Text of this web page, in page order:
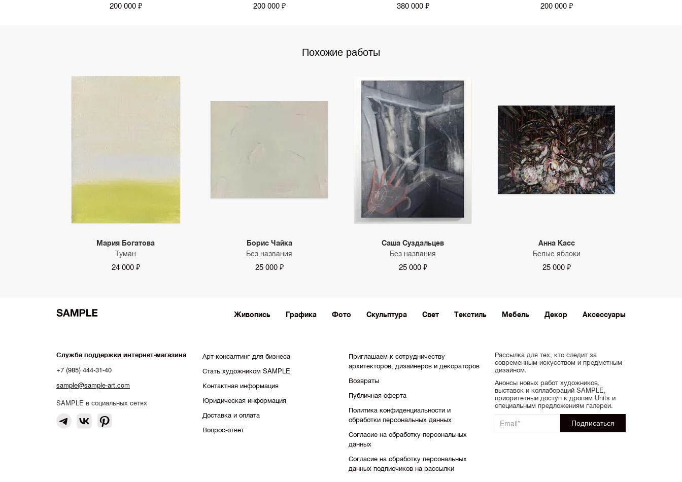
200 000 ₽ 200 000 ₽ 380 000 ₽ 200 000 ₽
Похожие работы
Мария Богатова
Туман
24 000 ₽
Борис Чайка
Без названия
25 000 ₽
Саша Суздальцев
Без названия
25 000 ₽
Анна Касс
Белые яблоки
25 000 ₽
Живопись Графика Фото Скульптура Свет Текстиль Мебель Декор Аксессуары
Служба поддержки интернет-магазина
+7 (985) 444-31-40
sample@sample-art.com
SAMPLE в социальных сетях
Арт-консалтинг для бизнеса
Стать художником SAMPLE
Контактная информация
Юридическая информация
Доставка и оплата
Вопрос-ответ
Приглашаем к сотрудничеству
архитекторов, дизайнеров и декораторов
Возвраты
Публичная оферта
Политика конфиденциальности и
обработки персональных данных
Согласие на обработку персональных
данных
Согласие на обработку персональных
данных подписчиков на рассылки
Рассылка для тех, кто следит за
современным искусством и предметным
дизайном.
Анонсы новых работ художников,
выставок и коллабораций SAMPLE,
приоритетный доступ к дропам Units и
специальным предложениям галереи.